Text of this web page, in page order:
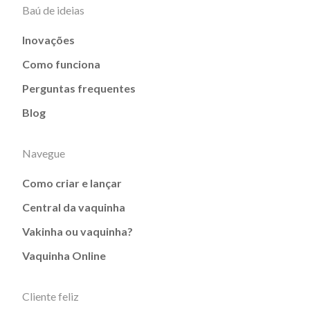
Baú de ideias
Inovações
Como funciona
Perguntas frequentes
Blog
Navegue
Como criar e lançar
Central da vaquinha
Vakinha ou vaquinha?
Vaquinha Online
Cliente feliz